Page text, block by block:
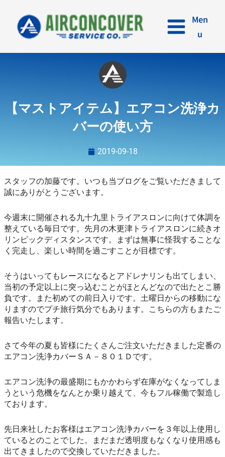
キ
Men
u
【マストアイテム】エアコン洗浄カ
バーの使い方
2019-09-18
スタッフの加藤です。いつも当ブログをご覧いただきまして
誠にありがとうございます。
今週末に開催される九十九里トライアスロンに向けて体調を
整えている毎日です。先月の木更津トライアスロンに続きオ
リンピックディスタンスです。まずは無事に怪我することな
く完走し、楽しい時間を過ごすことが目標です。
そうはいってもレースになるとアドレナリンも出てしまい、
当初の予定以上に突っ込むことがほとんどなので出たとこ勝
負です。また初めての前日入りです。土曜日からの移動にな
りますのでプチ旅行気分でもあります。こちらの方もまたご
報告いたします。
さて今年の夏も皆様にたくさんご注文いただきました定番の
エアコン洗浄カバーＳＡ－８０１Ｄです。
エアコン洗浄の最盛期にもかかわらず在庫がなくなってしま
うという危機をなんとか乗り越えて、今もフル稼働で製造し
ております。
先日来社したお客様はエアコン洗浄カバーを３年以上使用し
ているとのことでした。まだまだ透明度もなくなり使用感も
出てきましたので交換していただきました。